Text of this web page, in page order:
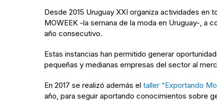
Desde 2015 Uruguay XXI organiza actividades
MOWEEK -la semana de la moda en Uruguay-, a
año consecutivo.
Estas instancias han permitido generar
pequeñas y medianas empresas del sector al
En 2017 se realizó además el taller “Exportando
año, para seguir aportando conocimientos sobre